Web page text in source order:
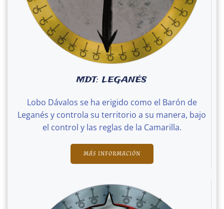
MDT: LEGANÉS
Lobo Dávalos se ha erigido como el Barón de
Leganés y controla su territorio a su manera, bajo
el control y las reglas de la Camarilla.
MÁS INFORMACIÓN